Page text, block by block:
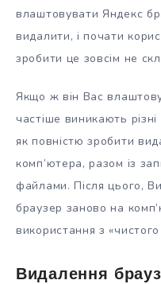
влаштовувати Яндекс
видалити, і почати
зробити це зовсім не
Якщо ж він Вас
частіше виникають
як повністю зробити
комп’ютера, разом із
файлами. Після цього,
браузер заново на
використання з
Видалення